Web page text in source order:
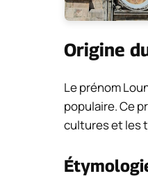
Origine
Le prénom
populaire. Ce
cultures et les